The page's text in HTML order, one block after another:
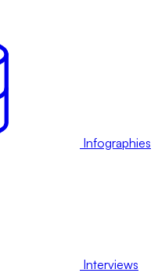
Infographies
Interviews